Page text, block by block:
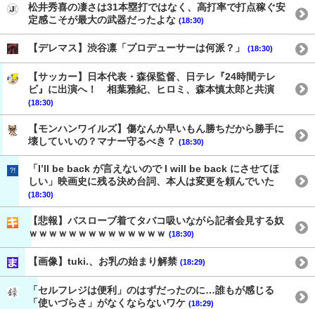
松井秀喜の凄さは31本塁打ではなく、高打率で打点稼ぐ安
定感こそが最大の武器だったよな (18:30)
【デレマス】渋谷凛「プロデューサーは何派？」 (18:30)
【サッカー】日本代表・森保監督、日テレ『24時間テレ
ビ』に出演へ！ 相葉雅紀、ヒロミ、森本慎太郎と共演
(18:30)
【モンハンワイルズ】傷なんか早いもん勝ちだから勝手に
壊していいの？マナー守るべき？ (18:30)
「I’ll be back が言えないので I will be back にさせてほ
しい」映画史に残る決め台詞、本人は変更を頼んでいた
(18:30)
【悲報】バスローブ着てタバコ吸いながら記者会見する奴
ｗｗｗｗｗｗｗｗｗｗｗｗｗｗ (18:30)
【画像】tuki.、お乳の始まり解禁 (18:29)
「セルフレジは便利」のはずだったのに…誰もが感じる
「使いづらさ」がなくならないワケ (18:29)